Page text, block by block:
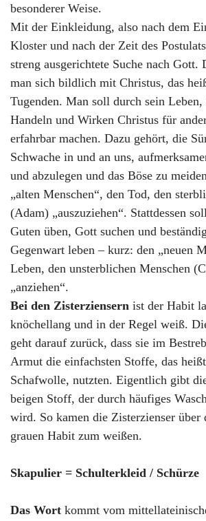
besonderer Weise.
Mit der Einkleidung, also nach dem
Kloster und nach der Zeit des
streng ausgerichtete Suche nach Gott.
man sich bildlich mit Christus, das
Tugenden. Man soll durch sein Leben,
Handeln und Wirken Christus für
erfahrbar machen. Dazu gehört, die
Schwache in und an uns,
und abzulegen und das Böse zu
„alten Menschen“, den Tod, den
(Adam) „auszuziehen“. Stattdessen
Guten üben, Gott suchen und
Gegenwart leben – kurz: den „neuen
Leben, den unsterblichen Menschen
„anziehen“.
Bei den Zisterziensern ist der Habit
knöchellang und in der Regel weiß.
geht darauf zurück, dass sie im
Armut die einfachsten Stoffe, das
Schafwolle, nutzten. Eigentlich gibt
beigen Stoff, der durch häufiges
wird. So kamen die Zisterzienser über
grauen Habit zum weißen.
Skapulier = Schulterkleid / Schürze
Das Wort kommt vom